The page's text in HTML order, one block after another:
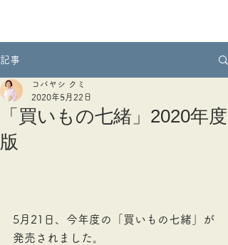
記事
「買いもの七緒」2020年度
版
コバヤシ クミ
2020年5月22日
5月21日、今年度の「買いもの七緒」が
発売されました。